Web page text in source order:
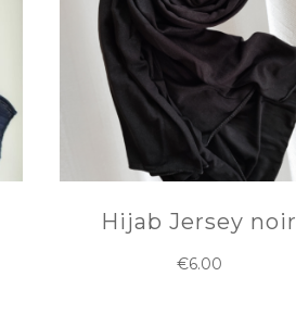
Hijab Jersey noir
€6.00